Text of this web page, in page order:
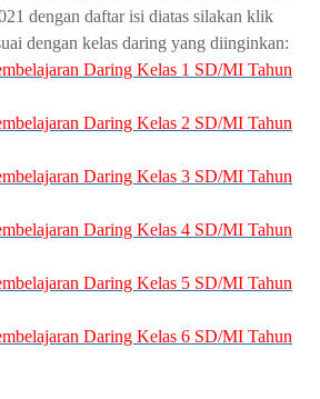
dengan daftar isi diatas silakan klik
dengan kelas daring yang diinginkan:
Daring Kelas 1 SD/MI Tahun
Daring Kelas 2 SD/MI Tahun
Daring Kelas 3 SD/MI Tahun
Daring Kelas 4 SD/MI Tahun
Daring Kelas 5 SD/MI Tahun
Daring Kelas 6 SD/MI Tahun